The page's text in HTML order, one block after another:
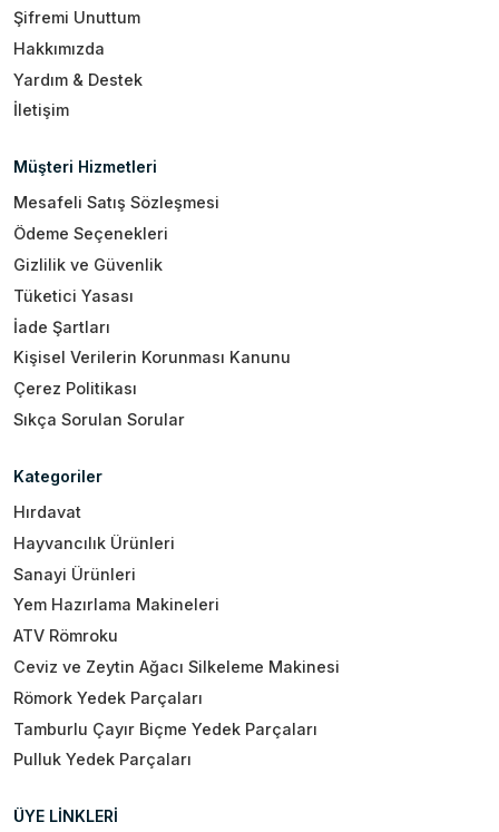
Şifremi Unuttum
Hakkımızda
Yardım & Destek
İletişim
Müşteri Hizmetleri
Mesafeli Satış Sözleşmesi
Ödeme Seçenekleri
Gizlilik ve Güvenlik
Tüketici Yasası
İade Şartları
Kişisel Verilerin Korunması Kanunu
Çerez Politikası
Sıkça Sorulan Sorular
Kategoriler
Hırdavat
Hayvancılık Ürünleri
Sanayi Ürünleri
Yem Hazırlama Makineleri
ATV Römroku
Ceviz ve Zeytin Ağacı Silkeleme Makinesi
Römork Yedek Parçaları
Tamburlu Çayır Biçme Yedek Parçaları
Pulluk Yedek Parçaları
ÜYE LİNKLERİ